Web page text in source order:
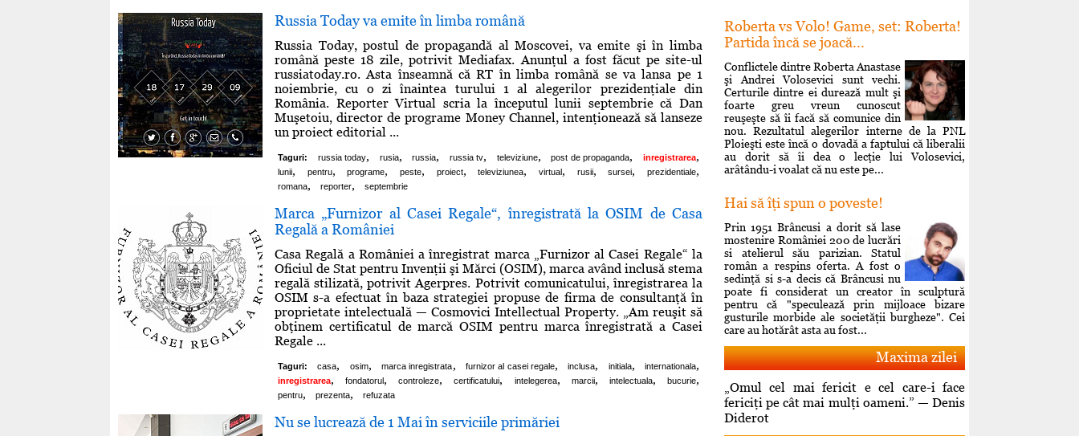
Russia Today va emite în limba română
Russia Today, postul de propagandă al Moscovei, va emite şi în limba
română peste 18 zile, potrivit Mediafax. Anunţul a fost făcut pe site-ul
russiatoday.ro. Asta înseamnă că RT în limba română se va lansa pe 1
noiembrie, cu o zi înaintea turului 1 al alegerilor prezidenţiale din
România. Reporter Virtual scria la începutul lunii septembrie că Dan
Muşetoiu, director de programe Money Channel, intenţionează să lanseze
un proiect editorial ...
Taguri: russia today, rusia, russia, russia tv, televiziune, post de propaganda, inregistrarea,
lunii, pentru, programe, peste, proiect, televiziunea, virtual, rusii, sursei, prezidentiale,
romana, reporter, septembrie
Marca „Furnizor al Casei Regale“, înregistrată la OSIM de Casa
Regală a României
Casa Regală a României a înregistrat marca „Furnizor al Casei Regale“ la
Oficiul de Stat pentru Invenţii şi Mărci (OSIM), marca având inclusă stema
regală stilizată, potrivit Agerpres. Potrivit comunicatului, înregistrarea la
OSIM s-a efectuat în baza strategiei propuse de firma de consultanţă în
proprietate intelectuală — Cosmovici Intellectual Property. „Am reuşit să
obţinem certificatul de marcă OSIM pentru marca înregistrată a Casei
Regale ...
Taguri: casa, osim, marca inregistrata, furnizor al casei regale, inclusa, initiala, internationala,
inregistrarea, fondatorul, controleze, certificatului, intelegerea, marcii, intelectuala, bucurie,
pentru, prezenta, refuzata
Nu se lucrează de 1 Mai în serviciile primăriei
Roberta vs Volo! Game, set: Roberta!
Partida încă se joacă...
Conflictele dintre Roberta Anastase
şi Andrei Volosevici sunt vechi.
Certurile dintre ei durează mult şi
foarte greu vreun cunoscut
reuşeşte să îi facă să comunice din
nou. Rezultatul alegerilor interne de la PNL
Ploieşti este încă o dovadă a faptului că liberalii
au dorit să îi dea o lecţie lui Volosevici,
arâtându-i voalat că nu este pe...
Hai să îţi spun o poveste!
Prin 1951 Brâncusi a dorit să lase
mostenire României 200 de lucrări
si atelierul său parizian. Statul
român a respins oferta. A fost o
sedinţă si s-a decis că Brâncusi nu
poate fi considerat un creator în sculptură
pentru că "speculează prin mijloace bizare
gusturile morbide ale societăţii burgheze". Cei
care au hotărât asta au fost...
Maxima zilei
„Omul cel mai fericit e cel care-i face
fericiţi pe cât mai mulţi oameni.” — Denis
Diderot